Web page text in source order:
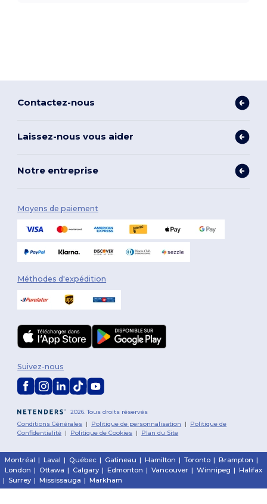
Contactez-nous
Laissez-nous vous aider
Notre entreprise
Moyens de paiement
Méthodes d'expédition
2026. Tous droits réservés
Conditions Générales | Politique de personnalisation | Politique de
Confidentialité | Politique de Cookies | Plan du Site
Suivez-nous
Montréal | Laval | Québec | Gatineau | Hamilton | Toronto | Brampton |
London | Ottawa | Calgary | Edmonton | Vancouver | Winnipeg | Halifax
| Surrey | Mississauga | Markham